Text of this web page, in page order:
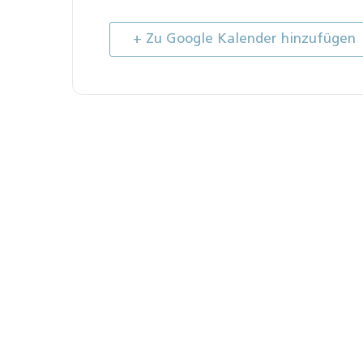
+ Zu Google Kalender hinzufügen